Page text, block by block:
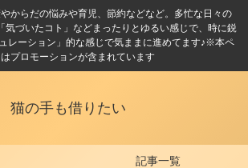
からだの悩みや育児、節約などなど。多忙な日々の
気づいたコト」などまったりとゆるい感じで、時に鋭
レーション」的な感じで気ままに進めてます♪※本ペ
プロモーションが含まれています
猫の手も借りたい
記事一覧